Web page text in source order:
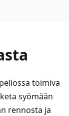
toimiva
syömään
rennosta ja